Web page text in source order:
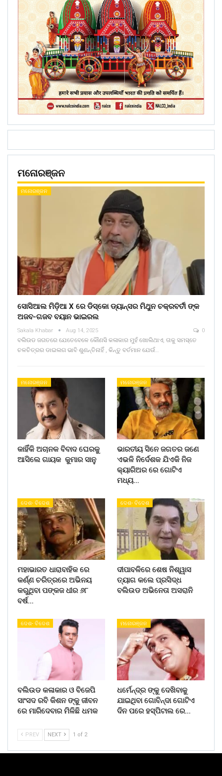
ମନୋରଞ୍ଜନ
ମନୋରଞ୍ଜନ
ସୋସିଆଲ ମିଡ଼ିଆ X ରେ ଡିସ୍କୋ ଡ୍ୟାନ୍ସର ମିଥୁନ ଚକ୍ରବର୍ତୀ ଙ୍କ
ଅଜବ-ଗଜବ ବୟାନ ଭାଇରଲ
Sakala Khabar Aug 14, 2025 0
ବଲିଉଡ ଜଗତରେ ଯେତେବେଳେ କୌଣସି କଳାକାର ମୁହଁ ଖୋଲିଥାଏ, ତାକୁ ସମସ୍ତେ
ଚଳଚିତ୍ରର ଡାଇଲଗ ଭାବି ଶୁଣନ୍ତିନାହିଁ , କିନ୍ତୁ ବର୍ତମାନ ଯେଉଁ…
ମନୋରଞ୍ଜନ
କାହିଁକି ଅଚାନକ ବିବାଦ ଘେରକୁ
ଆସିଲେ ଗାୟକ କୁମାର ସାନୁ
ମନୋରଞ୍ଜନ
ଭାରତୀୟ ସିନେ ଜଗତର ଜଣେ
ଏଭଳି ନିର୍ଦେଶକ ଯିଏକି ନିଜ
କ୍ୟାରିଅର ରେ ଗୋଟିଏ
ମଧ୍ୟ…
ଦେଶ- ବିଦେଶ
ମହାଭାରତ ଧାରାବାହିକ ରେ
କର୍ଣ୍ଣ ଚରିତ୍ରରେ ଅଭିନୟ
କରୁଥିବା ପଙ୍କଜ ଧୀର ୬୮
ବର୍ଷ…
ଦେଶ- ବିଦେଶ
ଦୀପାବଳିରେ ଶେଷ ନିଶ୍ୱାସ
ତ୍ୟାଗ କଲେ ପ୍ରସିଦ୍ଧ
ବଲିଉଡ ଅଭିନେତା ଅସରାନି
ଦେଶ- ବିଦେଶ
ବଲିଉଡ କଳାକାର ଓ ବିଜେପି
ସାଂସଦ ରବି କିଶନ ଙ୍କୁ ଜୀବନ
ରେ ମାରିଦେବାର ମିଳିଛି ଧମକ
ମନୋରଞ୍ଜନ
ଧର୍ମେନ୍ଦ୍ର ଙ୍କୁ ଦେଖିବାକୁ
ଯାଇଥିବା ଗୋବିନ୍ଦା ଗୋଟିଏ
ଦିନ ପରେ ହସ୍ପିଟାଲ ରେ…
PREV NEXT 1 of 2